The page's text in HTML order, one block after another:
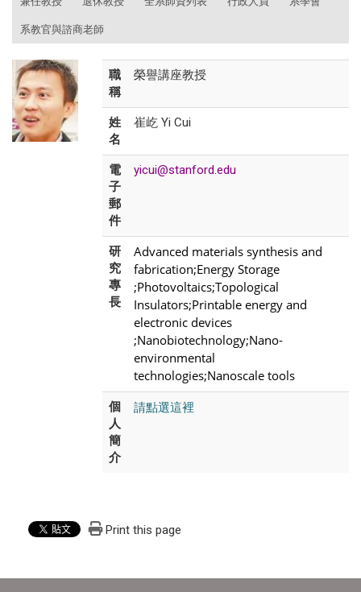
系教官與諮商老師
職
稱
榮譽講座教授
姓
名
崔屹 Yi Cui
電
子
郵
件
yicui@stanford.edu
研
究
專
長
Advanced materials synthesis and
fabrication;Energy Storage
;Photovoltaics;Topological
Insulators;Printable energy and
electronic devices
;Nanobiotechnology;Nano-
environmental
technologies;Nanoscale tools
個
人
簡
介
請點選這裡
Print this page